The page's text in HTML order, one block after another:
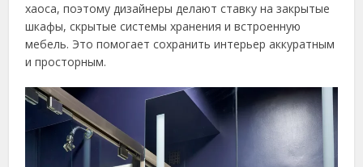
хаоса, поэтому дизайнеры делают ставку на закрытые
шкафы, скрытые системы хранения и встроенную
мебель. Это помогает сохранить интерьер аккуратным
и просторным.